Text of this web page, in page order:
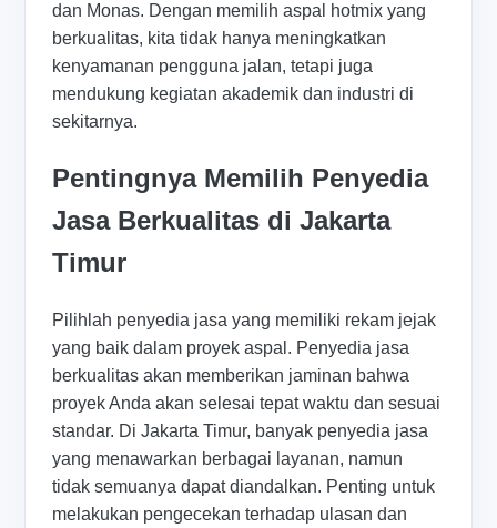
dan Monas. Dengan memilih aspal hotmix yang
berkualitas, kita tidak hanya meningkatkan
kenyamanan pengguna jalan, tetapi juga
mendukung kegiatan akademik dan industri di
sekitarnya.
Pentingnya Memilih Penyedia
Jasa Berkualitas di Jakarta
Timur
Pilihlah penyedia jasa yang memiliki rekam jejak
yang baik dalam proyek aspal. Penyedia jasa
berkualitas akan memberikan jaminan bahwa
proyek Anda akan selesai tepat waktu dan sesuai
standar. Di Jakarta Timur, banyak penyedia jasa
yang menawarkan berbagai layanan, namun
tidak semuanya dapat diandalkan. Penting untuk
melakukan pengecekan terhadap ulasan dan